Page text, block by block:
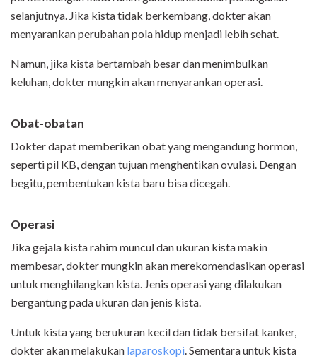
selanjutnya. Jika kista tidak berkembang, dokter akan
menyarankan perubahan pola hidup menjadi lebih sehat.
Namun, jika kista bertambah besar dan menimbulkan
keluhan, dokter mungkin akan menyarankan operasi.
Obat-obatan
Dokter dapat memberikan obat yang mengandung hormon,
seperti pil KB, dengan tujuan menghentikan ovulasi. Dengan
begitu, pembentukan kista baru bisa dicegah.
Operasi
Jika gejala kista rahim muncul dan ukuran kista makin
membesar, dokter mungkin akan merekomendasikan operasi
untuk menghilangkan kista. Jenis operasi yang dilakukan
bergantung pada ukuran dan jenis kista.
Untuk kista yang berukuran kecil dan tidak bersifat kanker,
dokter akan melakukan laparoskopi. Sementara untuk kista